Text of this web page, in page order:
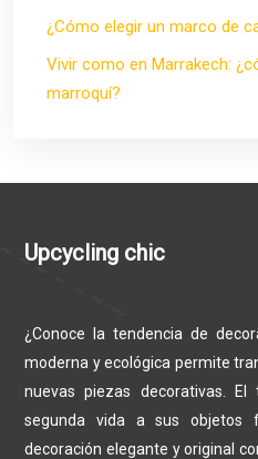
¿Cómo elegir un marco de
Vivir como en Marrakech:
marroquí?
Upcycling chic
¿Conoce la tendencia de
moderna y ecológica permite
nuevas piezas decorativas.
segunda vida a sus objetos
decoración elegante y original